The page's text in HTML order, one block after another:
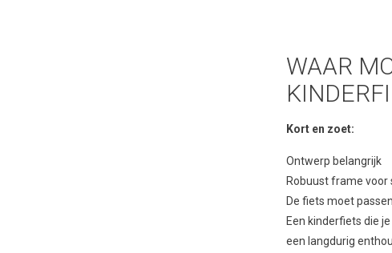
WAAR
Kort en zoet:
Ontwerp belangrijk
Robuust frame voor
De fiets moet
Een kinderfiets die
een langdurig